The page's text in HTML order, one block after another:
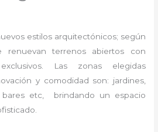
estilos arquitectónicos; según
renuevan terrenos abiertos con
Las zonas elegidas
y comodidad son: jardines,
bares etc, brindando un espacio